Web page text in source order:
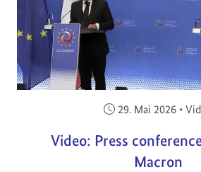
Veröffentlicht am:
29. Mai 2026 •
Video: Press
Macron